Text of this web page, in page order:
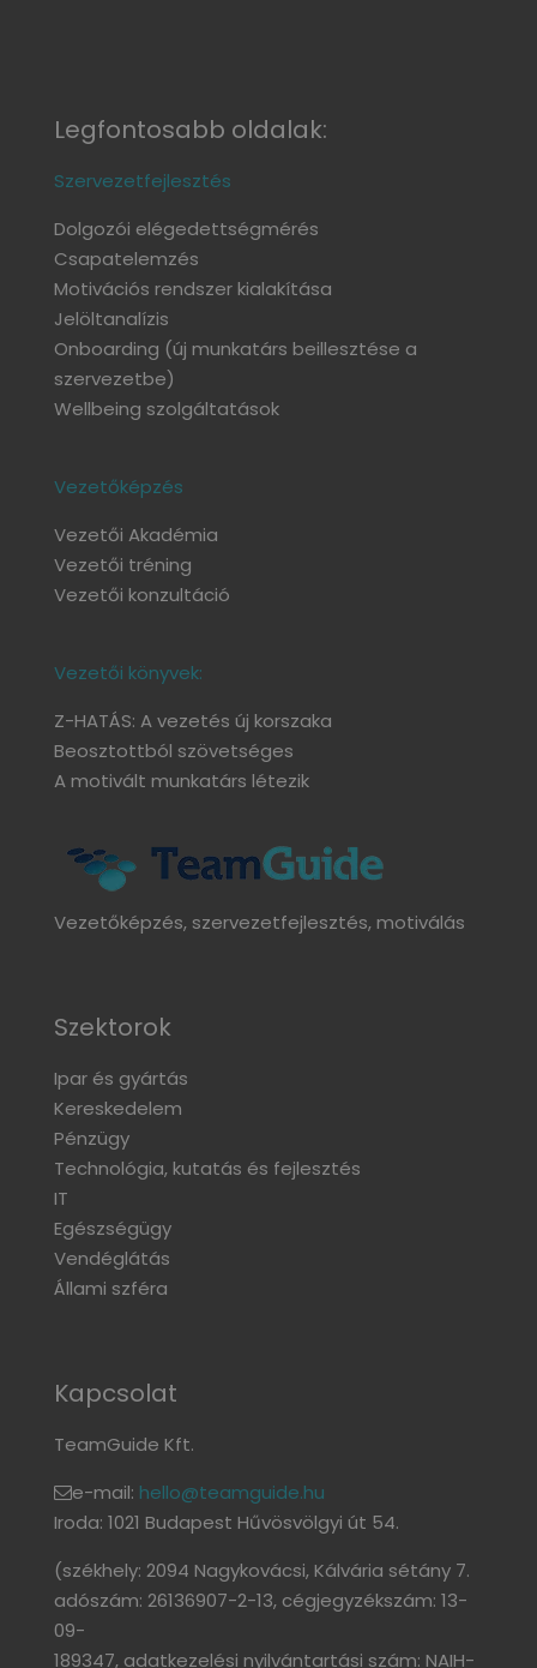
Legfontosabb oldalak:
Szervezetfejlesztés
Dolgozói elégedettségmérés
Csapatelemzés
Motivációs rendszer kialakítása
Jelöltanalízis
Onboarding (új munkatárs beillesztése a
szervezetbe)
Wellbeing szolgáltatások
Vezetőképzés
Vezetői Akadémia
Vezetői tréning
Vezetői konzultáció
Vezetői könyvek:
Z-HATÁS: A vezetés új korszaka
Beosztottból szövetséges
A motivált munkatárs létezik
Vezetőképzés, szervezetfejlesztés, motiválás
Szektorok
Ipar és gyártás
Kereskedelem
Pénzügy
Technológia, kutatás és fejlesztés
IT
Egészségügy
Vendéglátás
Állami szféra
Kapcsolat
TeamGuide Kft.
e-mail: hello@teamguide.hu
Iroda: 1021 Budapest Hűvösvölgyi út 54.
(székhely: 2094 Nagykovácsi, Kálvária sétány 7.
adószám: 26136907-2-13, cégjegyzékszám: 13-
09-
189347, adatkezelési nyilvántartási szám: NAIH-